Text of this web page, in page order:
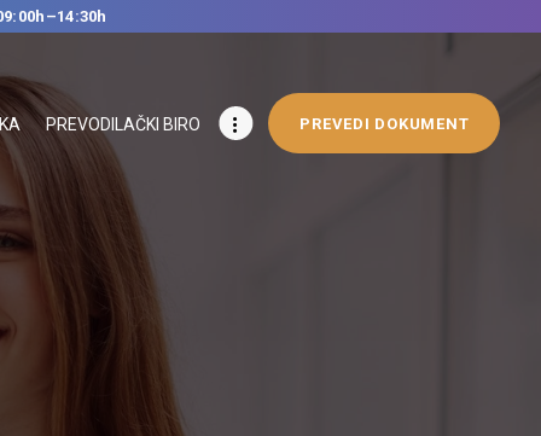
PREVODILAČKI BIRO PREVEDI DOKUMENT